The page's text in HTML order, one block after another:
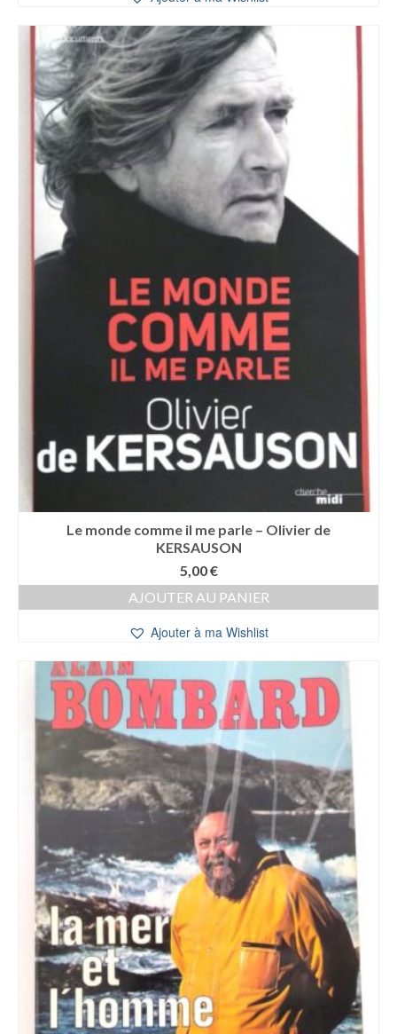
Le monde comme il me parle – Olivier de
KERSAUSON
5,00€
AJOUTER AU PANIER
Ajouter à ma Wishlist